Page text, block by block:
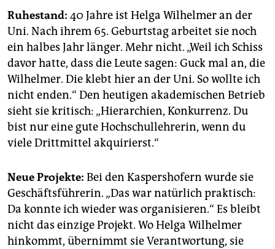
Ruhestand: 40 Jahre ist Helga Wilhelmer an der
Uni. Nach ihrem 65. Geburtstag arbeitet sie noch
ein halbes Jahr länger. Mehr nicht. „Weil ich Schiss
davor hatte, dass die Leute sagen: Guck mal an, die
Wilhelmer. Die klebt hier an der Uni. So wollte ich
nicht enden.“ Den heutigen akademischen Betrieb
sieht sie kritisch: „Hierarchien, Konkurrenz. Du
bist nur eine gute Hochschullehrerin, wenn du
viele Drittmittel akquirierst.“
Neue Projekte: Bei den Kaspers­hofern wurde sie
Geschäftsführerin. „Das war natürlich praktisch:
Da konnte ich wieder was organisieren.“ Es bleibt
nicht das einzige Projekt. Wo Helga Wilhelmer
hinkommt, übernimmt sie Verantwortung, sie